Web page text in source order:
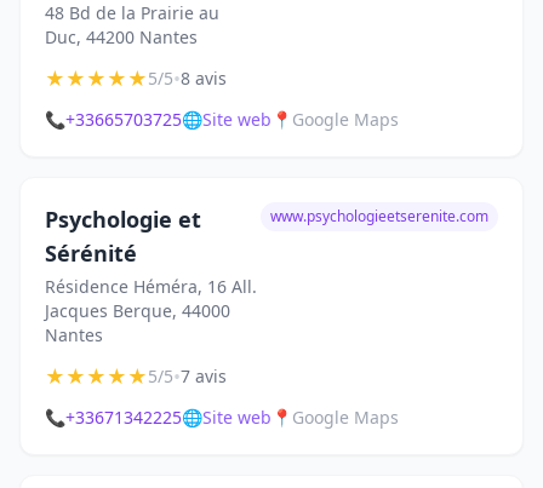
48 Bd de la Prairie au
Duc, 44200 Nantes
★★★★★5/5•8 avis
📞+33665703725🌐Site web 📍 Google Maps
Psychologie et
Sérénité
Résidence Héméra, 16 All.
Jacques Berque, 44000
Nantes
www.psychologieetserenite.com
★★★★★5/5•7 avis
📞+33671342225🌐Site web 📍 Google Maps